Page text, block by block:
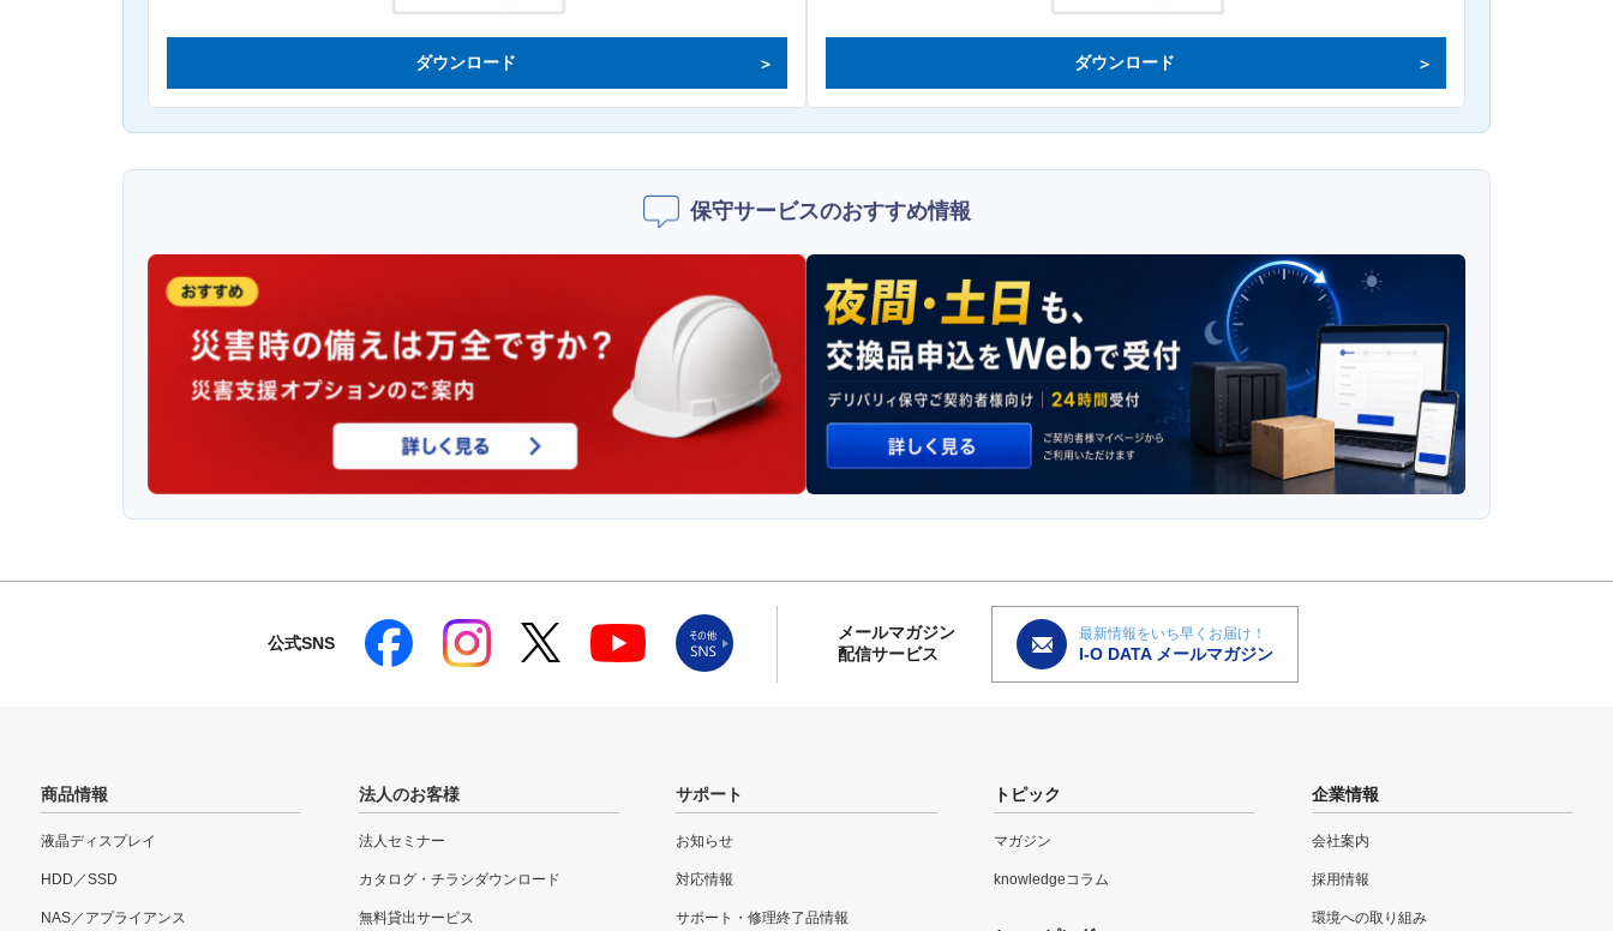
ダウンロード ダウンロード
保守サービスのおすすめ情報
公式SNS
メールマガジン
配信サービス
最新情報をいち早くお届け！
I-O DATA メールマガジン
商品情報
液晶ディスプレイ
HDD／SSD
NAS／アプライアンス
法人のお客様
法人セミナー
カタログ・チラシダウンロード
無料貸出サービス
サポート
お知らせ
対応情報
サポート・修理終了品情報
トピック
マガジン
knowledgeコラム
企業情報
会社案内
採用情報
環境への取り組み